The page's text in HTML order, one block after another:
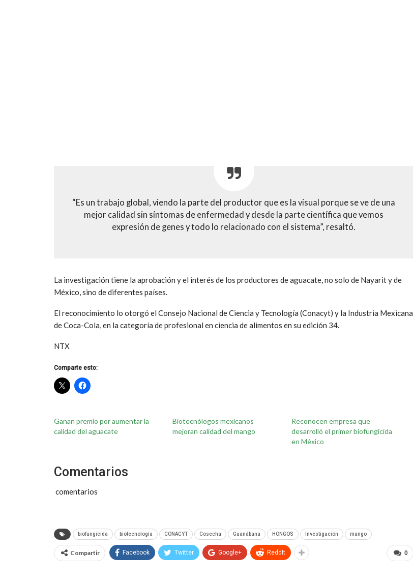
“Es un trabajo global, viendo la parte del productor que es la visual porque se ve de una
mejor calidad sin síntomas de enfermedad y desde la parte científica que vemos
expresión de genes y todo lo relacionado con el sistema”, resaltó.
La investigación tiene la aprobación y el interés de los productores de aguacate, no solo de Nayarit y de
México, sino de diferentes países.
El reconocimiento lo otorgó el Consejo Nacional de Ciencia y Tecnología (Conacyt) y la Industria Mexicana
de Coca-Cola, en la categoría de profesional en ciencia de alimentos en su edición 34.
NTX
Comparte esto:
Ganan premio por aumentar la
calidad del aguacate
Biotecnólogos mexicanos
mejoran calidad del mango
Reconocen empresa que
desarrolló el primer biofungicida
en México
Comentarios
comentarios
biofungicida biotecnología CONACYT Cosecha Guanábana HONGOS Investigación mango
0
Compartir Facebook Twitter Google+ ReddIt